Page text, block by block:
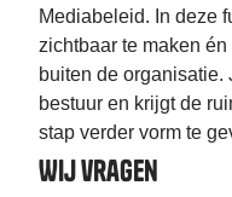
Mediabeleid. In deze
zichtbaar te maken
buiten de organisatie.
bestuur en krijgt de
stap verder vorm te
Wij vragen